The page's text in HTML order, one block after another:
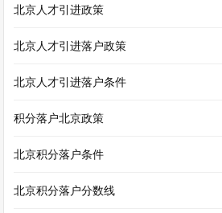
北京人才引进政策
北京人才引进落户政策
北京人才引进落户条件
积分落户北京政策
北京积分落户条件
北京积分落户分数线